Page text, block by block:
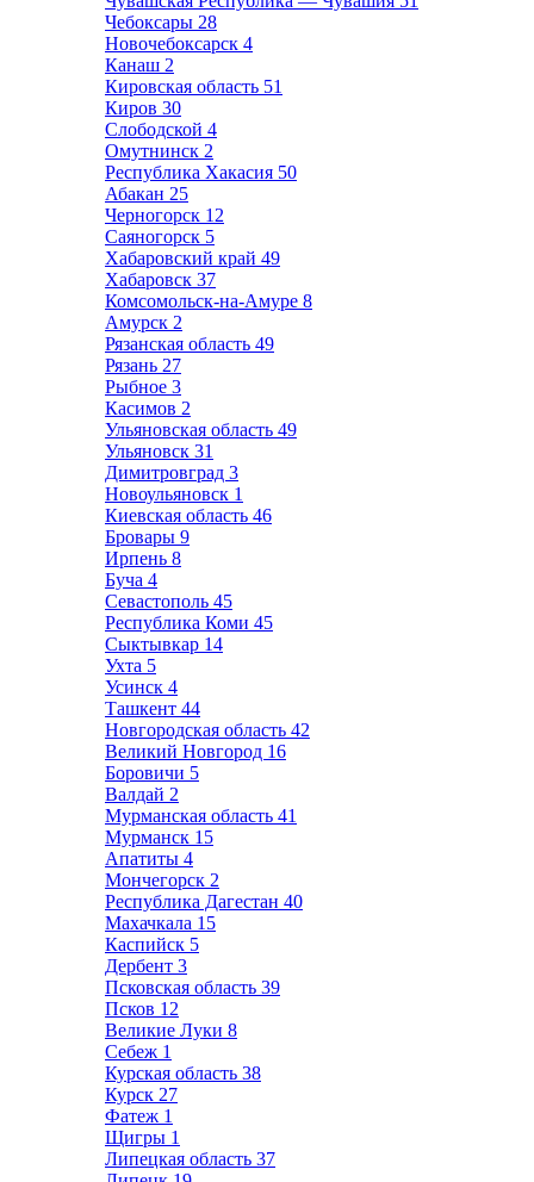
Чебоксары 28
Новочебоксарск 4
Канаш 2
Кировская область 51
Киров 30
Слободской 4
Омутнинск 2
Республика Хакасия 50
Абакан 25
Черногорск 12
Саяногорск 5
Хабаровский край 49
Хабаровск 37
Комсомольск-на-Амуре 8
Амурск 2
Рязанская область 49
Рязань 27
Рыбное 3
Касимов 2
Ульяновская область 49
Ульяновск 31
Димитровград 3
Новоульяновск 1
Киевская область 46
Бровары 9
Ирпень 8
Буча 4
Севастополь 45
Республика Коми 45
Сыктывкар 14
Ухта 5
Усинск 4
Ташкент 44
Новгородская область 42
Великий Новгород 16
Боровичи 5
Валдай 2
Мурманская область 41
Мурманск 15
Апатиты 4
Мончегорск 2
Республика Дагестан 40
Махачкала 15
Каспийск 5
Дербент 3
Псковская область 39
Псков 12
Великие Луки 8
Себеж 1
Курская область 38
Курск 27
Фатеж 1
Щигры 1
Липецкая область 37